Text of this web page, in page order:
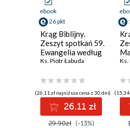
ebook
26 pkt
Krąg Biblijny.
Zeszyt spotkań 59.
Ewangelia według
św. Jana
biblijno-
patrystyczny
Ks. Piotr Łabuda
(26,11 zł najniższa cena z 30 dni)
26.11 zł
29.90zł (-13%)
Ks.
(15,34